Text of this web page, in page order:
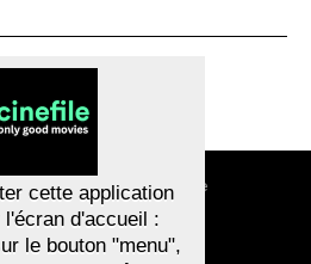
À propos de cinefile
S'inscrire/s'abonner
Newsletter
FAQ
cette application
l'écran d'accueil :
le bouton "menu",